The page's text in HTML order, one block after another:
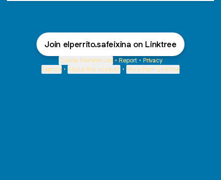
Join elperrito.safeixina on Linktree
Cookie Preferences • Report • Privacy
Explore • About this account • More from Linktree